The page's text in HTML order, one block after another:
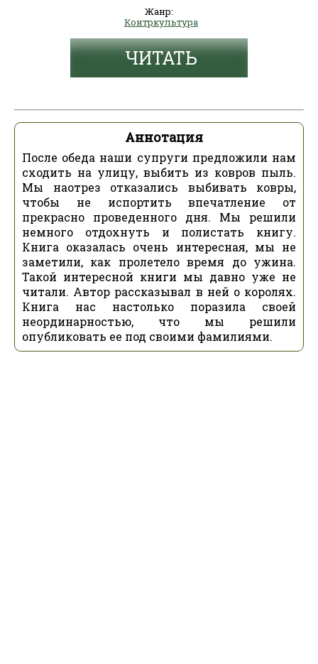
Жанр:
Контркультура
ЧИТАТЬ
Аннотация
После обеда наши супруги предложили нам
сходить на улицу, выбить из ковров пыль.
Мы наотрез отказались выбивать ковры,
чтобы не испортить впечатление от
прекрасно проведенного дня. Мы решили
немного отдохнуть и полистать книгу.
Книга оказалась очень интересная, мы не
заметили, как пролетело время до ужина.
Такой интересной книги мы давно уже не
читали. Автор рассказывал в ней о королях.
Книга нас настолько поразила своей
неординарностью, что мы решили
опубликовать ее под своими фамилиями.